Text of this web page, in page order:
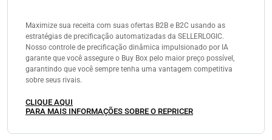
Maximize sua receita com suas ofertas B2B e B2C usando as
estratégias de precificação automatizadas da SELLERLOGIC.
Nosso controle de precificação dinâmica impulsionado por IA
garante que você assegure o Buy Box pelo maior preço possível,
garantindo que você sempre tenha uma vantagem competitiva
sobre seus rivais.
CLIQUE AQUI
PARA MAIS INFORMAÇÕES SOBRE O REPRICER